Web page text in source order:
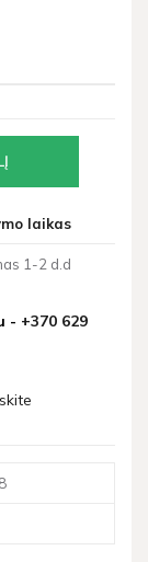
laikas
1-2 d.d
- +370 629